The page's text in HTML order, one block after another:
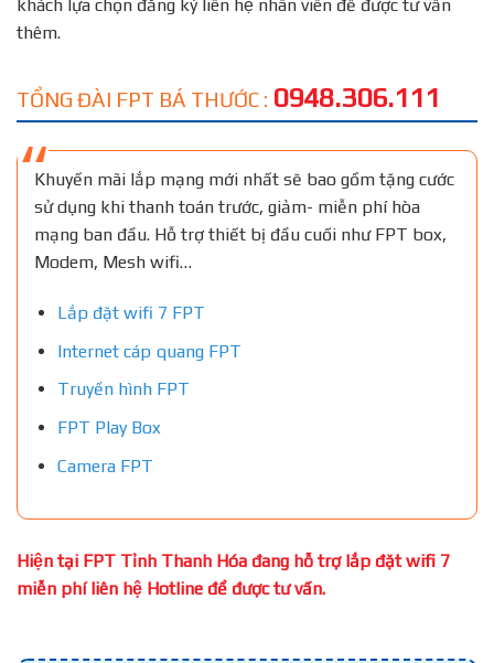
khách lựa chọn đăng ký liên hệ nhân viên để được tư vấn
thêm.
TỔNG ĐÀI FPT BÁ THƯỚC : 0948.306.111
Khuyến mãi lắp mạng mới nhất sẽ bao gồm tặng cước
sử dụng khi thanh toán trước, giảm- miễn phí hòa
mạng ban đầu. Hỗ trợ thiết bị đầu cuối như FPT box,
Modem, Mesh wifi…
Lắp đặt wifi 7 FPT
Internet cáp quang FPT
Truyền hình FPT
FPT Play Box
Camera FPT
Hiện tại FPT Tỉnh Thanh Hóa đang hỗ trợ lắp đặt wifi 7
miễn phí liên hệ Hotline để được tư vấn.